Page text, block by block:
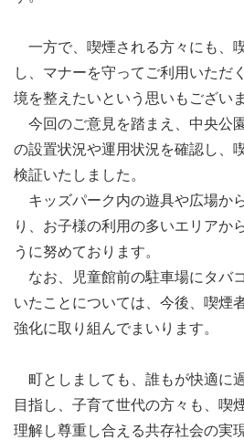
一方で、喫煙される方々にも、
し、マナーを守ってご利用いただ
境を整えたいという思いもございま
今回のご意見を踏まえ、中央公
の設置状況や運用状況を確認し、
検証いたしました。
キッズパーク内の遊具や広場か
り、お子様の利用の多いエリアか
うに努めております。
なお、児童館前の駐車場にタバ
いたことについては、今後、喫煙
強化に取り組んでまいります。
町としましても、誰もが快適に
目指し、子育て世代の方々も、喫
理解し尊重し合える共存社会の実